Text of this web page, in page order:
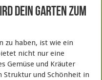
dein Garten zum
zu haben, ist wie ein
nicht nur eine
Gemüse und Kräuter
Struktur und Schönheit in